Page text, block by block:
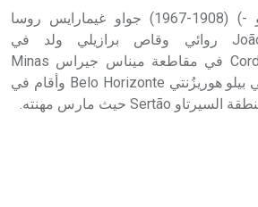
- هل تعلم أن أبجر Abgar اسم معروف جيداً يعود إلى عدد من
مدينة إديسا (الرها) من أبجر الأول وحتى
إلى أسرة أوسروين
غيمارايس روسا (جواو -) (1908-1967) جواو غيمارايس روسا
João Guimarães Rosa روائي وقاص برازيلي ولد في
كورديسبورغو Cordisburgo في مقاطعة ميناس جيراس Minas
Gerais. درس الطب في بيلو هوريزُنتي Belo Horizonte وأقام في